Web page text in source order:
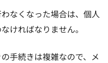
なくなった場合は、個人
ければなりません。
手続きは複雑なので、メ